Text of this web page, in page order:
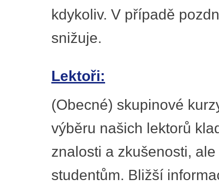
kdykoliv. V případě
snižuje.
Lektoři:
(Obecné) skupinové
výběru našich lektorů
znalosti a zkušenosti,
studentům. Bližší